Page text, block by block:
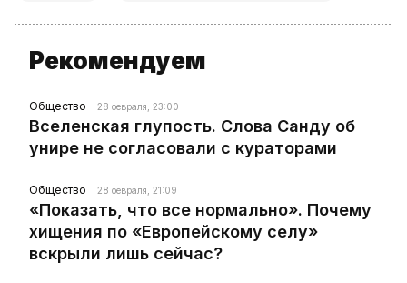
Рекомендуем
Общество 28 февраля, 23:00
Вселенская глупость. Слова Санду об
унире не согласовали с кураторами
Общество 28 февраля, 21:09
«Показать, что все нормально». Почему
хищения по «Европейскому селу»
вскрыли лишь сейчас?